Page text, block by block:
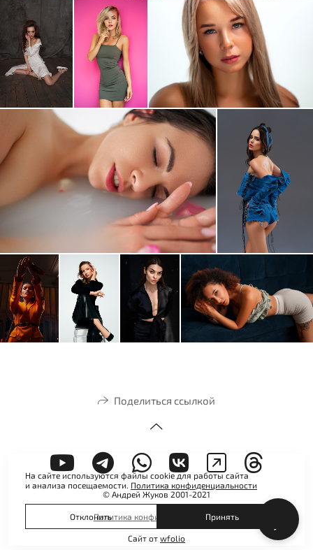
Поделиться ссылкой
© Андрей Жуков 2001-2021
Политика конфиденциальности
Сайт от wfolio
На сайте используются файлы cookie для работы сайта
и анализа посещаемости. Политика конфиденциальности
Отклонить Принять